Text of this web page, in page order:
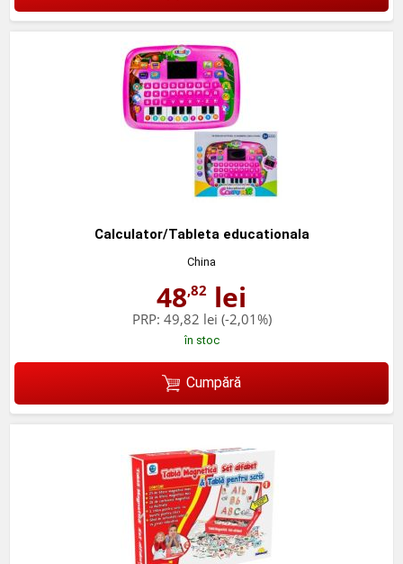
Calculator/Tableta educationala
China
48,82 lei
PRP: 49,82 lei (-2,01%)
în stoc
Cumpără